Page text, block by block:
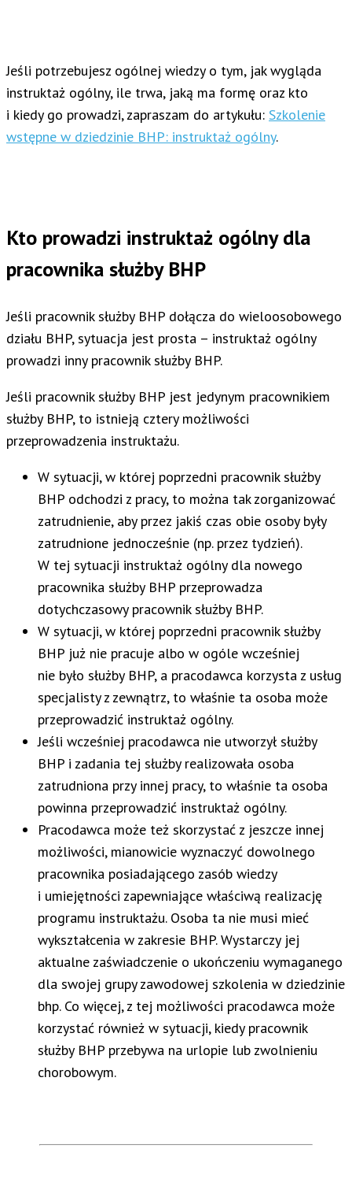
Jeśli potrzebujesz ogólnej wiedzy o tym, jak wygląda
instruktaż ogólny, ile trwa, jaką ma formę oraz kto
i kiedy go prowadzi, zapraszam do artykułu: Szkolenie
wstępne w dziedzinie BHP: instruktaż ogólny.
Kto prowadzi instruktaż ogólny dla
pracownika służby BHP
Jeśli pracownik służby BHP dołącza do wieloosobowego
działu BHP, sytuacja jest prosta – instruktaż ogólny
prowadzi inny pracownik służby BHP.
Jeśli pracownik służby BHP jest jedynym pracownikiem
służby BHP, to istnieją cztery możliwości
przeprowadzenia instruktażu.
W sytuacji, w której poprzedni pracownik służby
BHP odchodzi z pracy, to można tak zorganizować
zatrudnienie, aby przez jakiś czas obie osoby były
zatrudnione jednocześnie (np. przez tydzień).
W tej sytuacji instruktaż ogólny dla nowego
pracownika służby BHP przeprowadza
dotychczasowy pracownik służby BHP.
W sytuacji, w której poprzedni pracownik służby
BHP już nie pracuje albo w ogóle wcześniej
nie było służby BHP, a pracodawca korzysta z usług
specjalisty z zewnątrz, to właśnie ta osoba może
przeprowadzić instruktaż ogólny.
Jeśli wcześniej pracodawca nie utworzył służby
BHP i zadania tej służby realizowała osoba
zatrudniona przy innej pracy, to właśnie ta osoba
powinna przeprowadzić instruktaż ogólny.
Pracodawca może też skorzystać z jeszcze innej
możliwości, mianowicie wyznaczyć dowolnego
pracownika posiadającego zasób wiedzy
i umiejętności zapewniające właściwą realizację
programu instruktażu. Osoba ta nie musi mieć
wykształcenia w zakresie BHP. Wystarczy jej
aktualne zaświadczenie o ukończeniu wymaganego
dla swojej grupy zawodowej szkolenia w dziedzinie
bhp. Co więcej, z tej możliwości pracodawca może
korzystać również w sytuacji, kiedy pracownik
służby BHP przebywa na urlopie lub zwolnieniu
chorobowym.